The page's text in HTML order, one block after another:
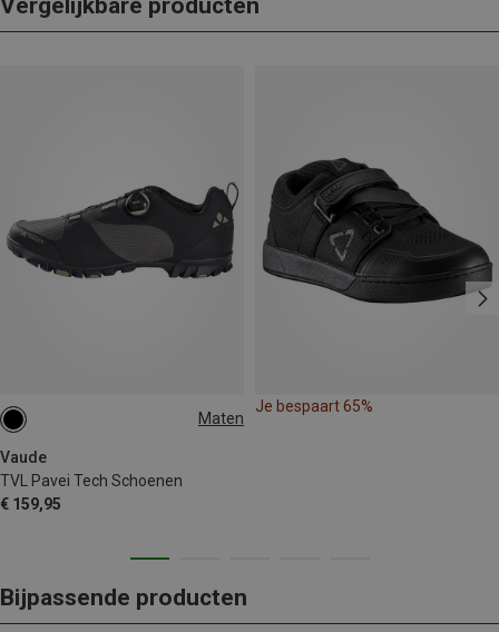
Vergelijkbare producten
Maten
Vaude
TVL Pavei Tech Schoenen
€ 159,95
Je bespaart 65%
Bijpassende producten